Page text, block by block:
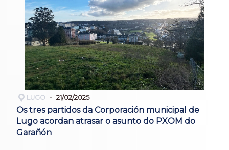
LUGO 21/02/2025
Os tres partidos da Corporación municipal de
Lugo acordan atrasar o asunto do PXOM do
Garañón